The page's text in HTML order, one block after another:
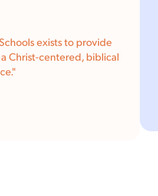
exists to provide
Christ-centered, biblical